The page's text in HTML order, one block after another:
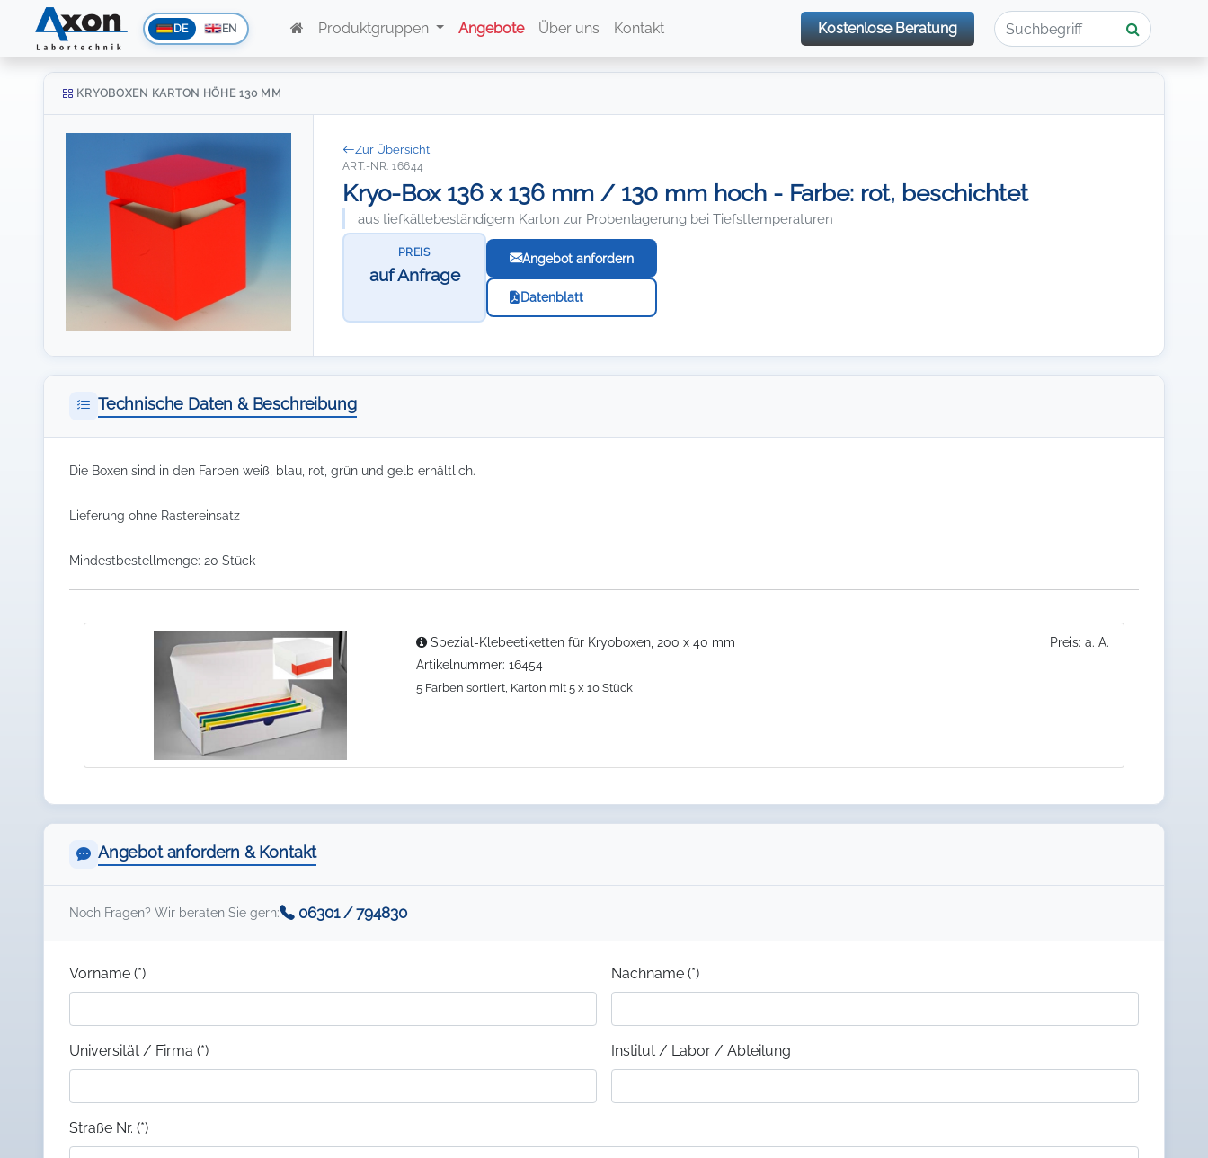
DE EN Produktgruppen Angebote Über uns Kontakt Kostenlose Beratung
KRYOBOXEN KARTON HÖHE 130 MM
Zur Übersicht
ART.-NR. 16644
Kryo-Box 136 x 136 mm / 130 mm hoch - Farbe: rot, beschichtet
aus tiefkältebeständigem Karton zur Probenlagerung bei Tiefsttemperaturen
PREIS
auf Anfrage
Angebot anfordern
Datenblatt
Technische Daten & Beschreibung
Die Boxen sind in den Farben weiß, blau, rot, grün und gelb erhältlich.
Lieferung ohne Rastereinsatz
Mindestbestellmenge: 20 Stück
Spezial-Klebeetiketten für Kryoboxen, 200 x 40 mm
Artikelnummer: 16454
5 Farben sortiert, Karton mit 5 x 10 Stück
Preis: a. A.
Angebot anfordern & Kontakt
Noch Fragen? Wir beraten Sie gern: 06301 / 794830
Vorname (*) Nachname (*)
Universität / Firma (*) Institut / Labor / Abteilung
Straße Nr. (*)